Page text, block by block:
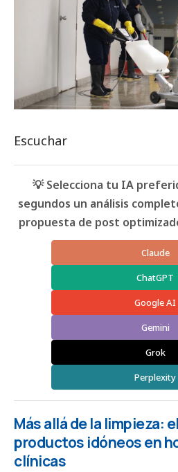
Escuchar
💡 Selecciona tu IA
segundos un análisis
propuesta de post
Claude
ChatGPT
Google AI
Gemini
Grok
Perplexity
Más allá de la limpieza:
productos idóneos en
clínicas